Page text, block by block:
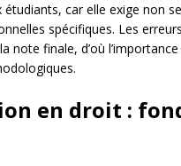
car elle exige non
spécifiques. Les
finale, d’où
en droit :